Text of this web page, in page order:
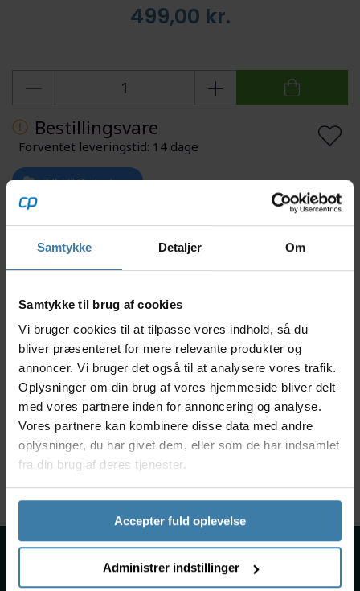
Samtykke Detaljer Om
Samtykke til brug af cookies
Vi bruger cookies til at tilpasse vores indhold, så du
bliver præsenteret for mere relevante produkter og
annoncer. Vi bruger det også til at analysere vores trafik.
Oplysninger om din brug af vores hjemmeside bliver delt
med vores partnere inden for annoncering og analyse.
Vores partnere kan kombinere disse data med andre
oplysninger, du har givet dem, eller som de har indsamlet
fra din brug af deres tjenester.
Accepter fuld oplevelse
Administrer indstillinger
499,00 kr.
Bestillingsvare
Forventet leveringstid: 14 dage
Tilføj til Ønskeskyen
Få besked når varen er på lager igen
Mere information
Beskrivelse Specifikationer
Du kan nemt pumpe dine dæk hurtigt op efter en
punktering med disse CO₂ patroner, der er
kompatible med Bontrager Air Rush-pumper.
Om os
Handelsbetingelser